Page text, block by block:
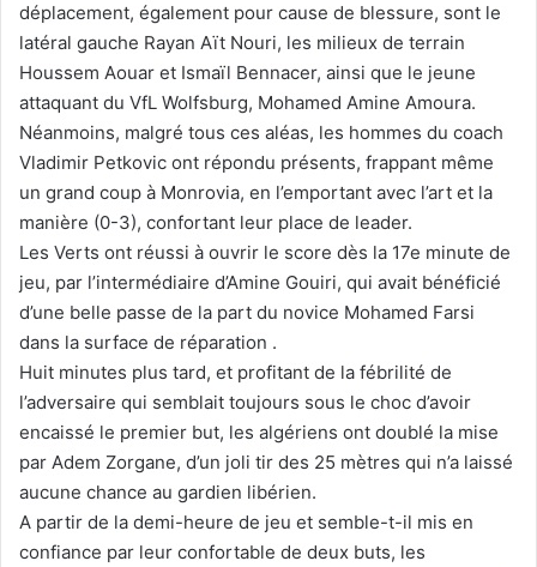
déplacement, également pour cause de blessure, sont le
latéral gauche Rayan Aït Nouri, les milieux de terrain
Houssem Aouar et Ismaïl Bennacer, ainsi que le jeune
attaquant du VfL Wolfsburg, Mohamed Amine Amoura.
Néanmoins, malgré tous ces aléas, les hommes du coach
Vladimir Petkovic ont répondu présents, frappant même
un grand coup à Monrovia, en l’emportant avec l’art et la
manière (0-3), confortant leur place de leader.
Les Verts ont réussi à ouvrir le score dès la 17e minute de
jeu, par l’intermédiaire d’Amine Gouiri, qui avait bénéficié
d’une belle passe de la part du novice Mohamed Farsi
dans la surface de réparation .
Huit minutes plus tard, et profitant de la fébrilité de
l’adversaire qui semblait toujours sous le choc d’avoir
encaissé le premier but, les algériens ont doublé la mise
par Adem Zorgane, d’un joli tir des 25 mètres qui n’a laissé
aucune chance au gardien libérien.
A partir de la demi-heure de jeu et semble-t-il mis en
confiance par leur confortable de deux buts, les